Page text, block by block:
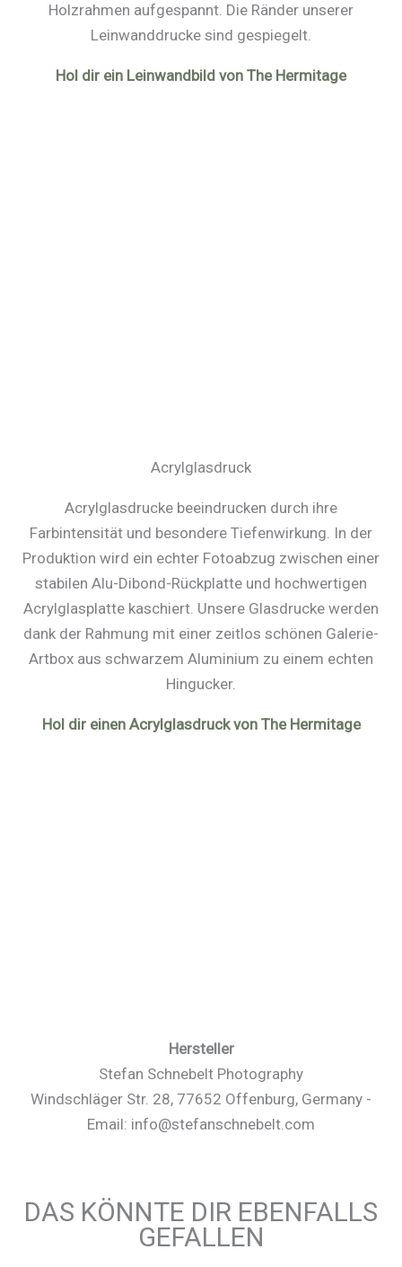
Holzrahmen aufgespannt. Die Ränder unserer
Leinwanddrucke sind gespiegelt.
Hol dir ein Leinwandbild von The Hermitage
Acrylglasdruck
Acrylglasdrucke beeindrucken durch ihre
Farbintensität und besondere Tiefenwirkung. In der
Produktion wird ein echter Fotoabzug zwischen einer
stabilen Alu-Dibond-Rückplatte und hochwertigen
Acrylglasplatte kaschiert. Unsere Glasdrucke werden
dank der Rahmung mit einer zeitlos schönen Galerie-
Artbox aus schwarzem Aluminium zu einem echten
Hingucker.
Hol dir einen Acrylglasdruck von The Hermitage
Hersteller
Stefan Schnebelt Photography
Windschläger Str. 28, 77652 Offenburg, Germany -
Email: info@stefanschnebelt.com
DAS KÖNNTE DIR EBENFALLS
GEFALLEN